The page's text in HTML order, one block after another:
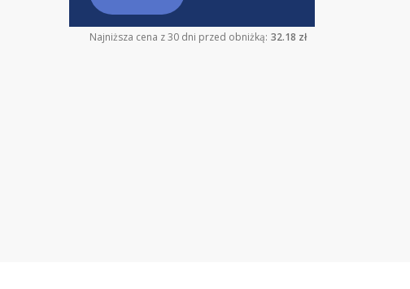
Najniższa cena z 30 dni przed obniżką: 32.18 zł